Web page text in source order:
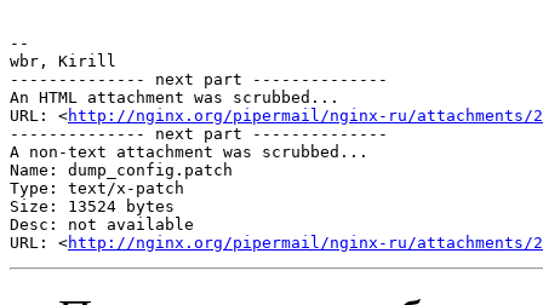
--
wbr, Kirill
-------------- next part --------------
An HTML attachment was scrubbed...
URL: <http://nginx.org/pipermail/nginx-ru/attachments/
-------------- next part --------------
A non-text attachment was scrubbed...
Name: dump_config.patch
Type: text/x-patch
Size: 13524 bytes
Desc: not available
URL: <http://nginx.org/pipermail/nginx-ru/attachments/